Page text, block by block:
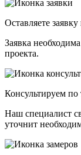
Оставляете
Заявка
проекта.
Консультируем по
Наш специалист
уточнит